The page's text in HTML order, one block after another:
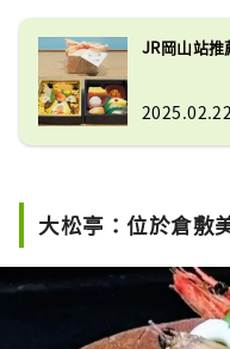
JR岡山站
2025.02.22
大松亭：位於倉敷